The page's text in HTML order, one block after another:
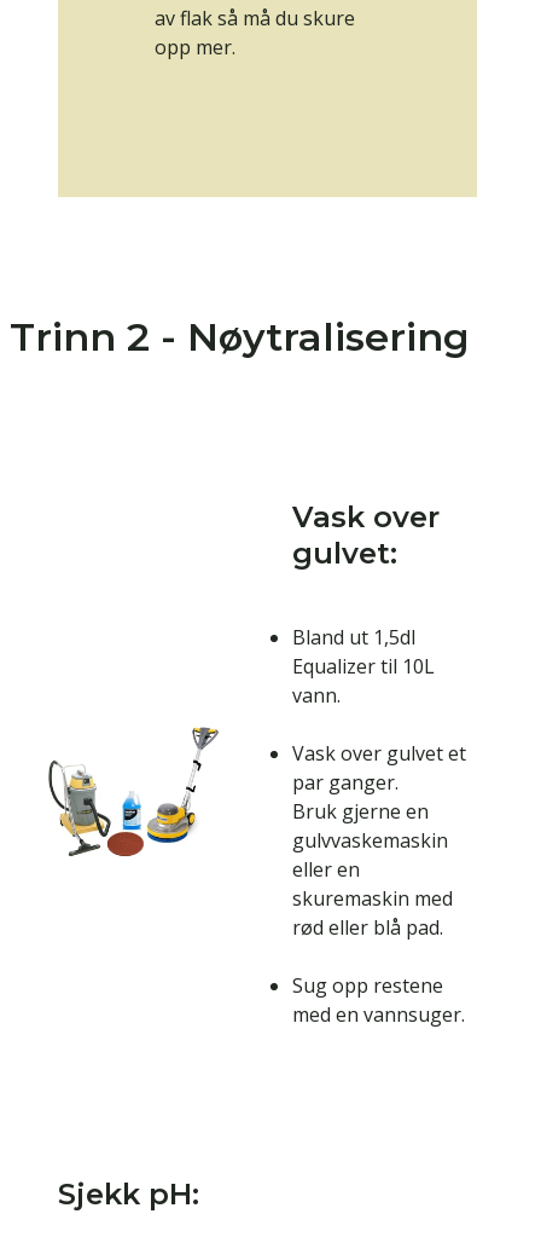
av flak så må du skure
opp mer.
Trinn 2 - Nøytralisering
Vask over
gulvet:
Bland ut 1,5dl
Equalizer til 10L
vann.
Vask over gulvet et
par ganger.
Bruk gjerne en
gulvvaskemaskin
eller en
skuremaskin med
rød eller blå pad.
Sug opp restene
med en vannsuger.
Sjekk pH: